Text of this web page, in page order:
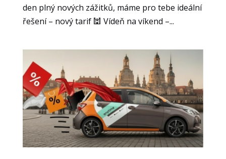
den plný nových zážitků, máme pro tebe ideální
řešení – nový tarif 🕍 Vídeň na víkend –...
Statistiky
Abychom
funkčnost
a
strukturu
webových
stránek
na
toho, jak
se